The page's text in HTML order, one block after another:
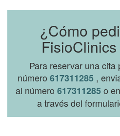
¿Cómo
Para reservar una cita
número617311285 ,
al número 617311285o
a través del